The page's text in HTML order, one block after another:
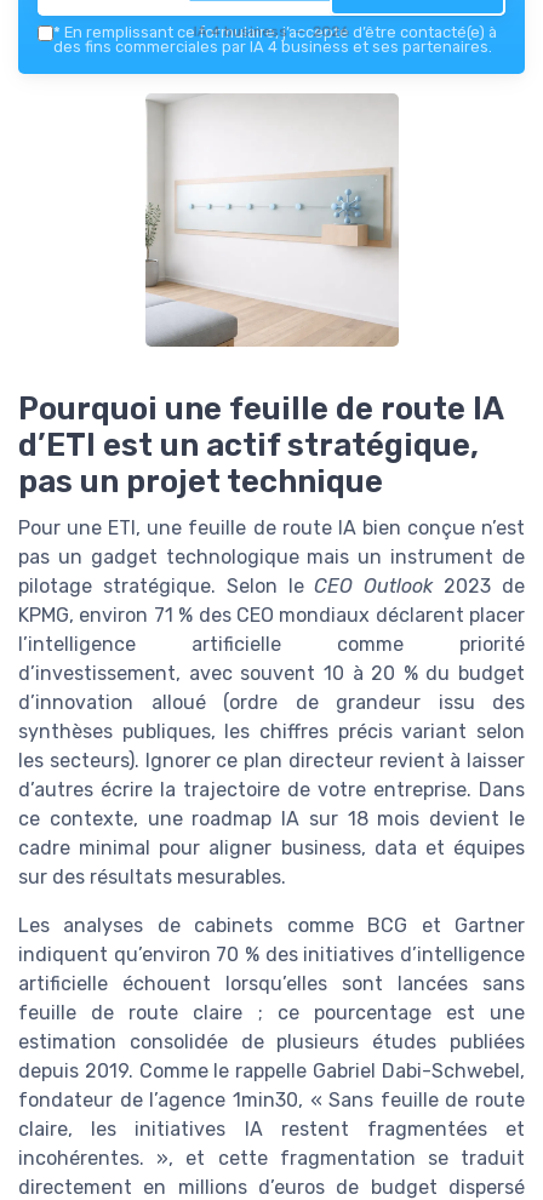
IA 4 business — 2026
* En remplissant ce formulaire, j’accepte d’être contacté(e) à
des fins commerciales par IA 4 business et ses partenaires.
Pourquoi une feuille de route IA
d’ETI est un actif stratégique,
pas un projet technique
Pour une ETI, une feuille de route IA bien conçue n’est
pas un gadget technologique mais un instrument de
pilotage stratégique. Selon leCEO Outlook2023 de
KPMG, environ 71 % des CEO mondiaux déclarent placer
l’intelligence artificielle comme priorité
d’investissement, avec souvent 10 à 20 % du budget
d’innovation alloué (ordre de grandeur issu des
synthèses publiques, les chiffres précis variant selon
les secteurs). Ignorer ce plan directeur revient à laisser
d’autres écrire la trajectoire de votre entreprise. Dans
ce contexte, une roadmap IA sur 18 mois devient le
cadre minimal pour aligner business, data et équipes
sur des résultats mesurables.
Les analyses de cabinets comme BCG et Gartner
indiquent qu’environ 70 % des initiatives d’intelligence
artificielle échouent lorsqu’elles sont lancées sans
feuille de route claire ; ce pourcentage est une
estimation consolidée de plusieurs études publiées
depuis 2019. Comme le rappelle Gabriel Dabi-Schwebel,
fondateur de l’agence 1min30, « Sans feuille de route
claire, les initiatives IA restent fragmentées et
incohérentes. », et cette fragmentation se traduit
directement en millions d’euros de budget dispersé